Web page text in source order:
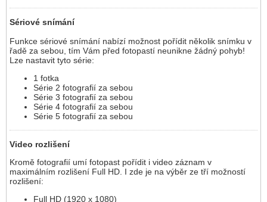
Sériové snímání
Funkce sériové snímání nabízí možnost pořídit několik snímku v
řadě za sebou, tím Vám před fotopastí neunikne žádný pohyb!
Lze nastavit tyto série:
1 fotka
Série 2 fotografií za sebou
Série 3 fotografií za sebou
Série 4 fotografií za sebou
Série 5 fotografií za sebou
Video rozlišení
Kromě fotografií umí fotopast pořídit i video záznam v
maximálním rozlišení Full HD. I zde je na výběr ze tří možností
rozlišení:
Full HD (1920 x 1080)